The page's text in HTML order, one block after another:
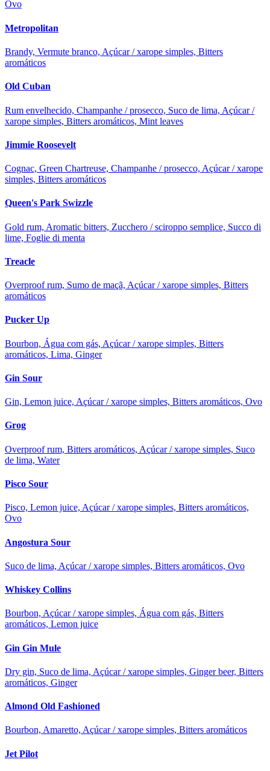
Ovo
Metropolitan
Brandy, Vermute branco, Açúcar / xarope simples, Bitters
aromáticos
Old Cuban
Rum envelhecido, Champanhe / prosecco, Suco de lima, Açúcar /
xarope simples, Bitters aromáticos, Mint leaves
Jimmie Roosevelt
Cognac, Green Chartreuse, Champanhe / prosecco, Açúcar / xarope
simples, Bitters aromáticos
Queen's Park Swizzle
Gold rum, Aromatic bitters, Zucchero / sciroppo semplice, Succo di
lime, Foglie di menta
Treacle
Overproof rum, Sumo de maçã, Açúcar / xarope simples, Bitters
aromáticos
Pucker Up
Bourbon, Água com gás, Açúcar / xarope simples, Bitters
aromáticos, Lima, Ginger
Gin Sour
Gin, Lemon juice, Açúcar / xarope simples, Bitters aromáticos, Ovo
Grog
Overproof rum, Bitters aromáticos, Açúcar / xarope simples, Suco
de lima, Water
Pisco Sour
Pisco, Lemon juice, Açúcar / xarope simples, Bitters aromáticos,
Ovo
Angostura Sour
Suco de lima, Açúcar / xarope simples, Bitters aromáticos, Ovo
Whiskey Collins
Bourbon, Açúcar / xarope simples, Água com gás, Bitters
aromáticos, Lemon juice
Gin Gin Mule
Dry gin, Suco de lima, Açúcar / xarope simples, Ginger beer, Bitters
aromáticos, Ginger
Almond Old Fashioned
Bourbon, Amaretto, Açúcar / xarope simples, Bitters aromáticos
Jet Pilot